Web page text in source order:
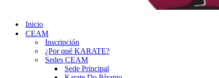
Inicio
CEAM
Inscripción
¿Por qué KARATE?
Sedes CEAM
Sede Principal